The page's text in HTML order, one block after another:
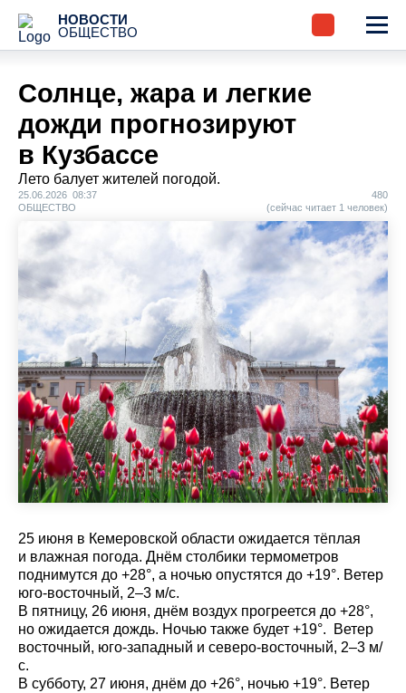
НОВОСТИ
ОБЩЕСТВО
Солнце, жара и легкие
дожди прогнозируют
в Кузбассе
Лето балует жителей погодой.
25.06.2026 08:37
ОБЩЕСТВО
480
(сейчас читает 1 человек)
25 июня в Кемеровской области ожидается тёплая
и влажная погода. Днём столбики термометров
поднимутся до +28°, а ночью опустятся до +19°. Ветер
юго-восточный, 2–3 м/с.
В пятницу, 26 июня, днём воздух прогреется до +28°,
но ожидается дождь. Ночью также будет +19°. Ветер
восточный, юго-западный и северо-восточный, 2–3 м/
с.
В субботу, 27 июня, днём до +26°, ночью +19°. Ветер